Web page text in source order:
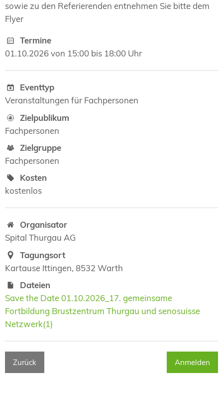
sowie zu den Referierenden entnehmen Sie bitte dem
Flyer
Termine
01.10.2026 von 15:00 bis 18:00 Uhr
Eventtyp
Veranstaltungen für Fachpersonen
Zielpublikum
Fachpersonen
Zielgruppe
Fachpersonen
Kosten
kostenlos
Organisator
Spital Thurgau AG
Tagungsort
Kartause Ittingen, 8532 Warth
Dateien
Save the Date 01.10.2026_17. gemeinsame
Fortbildung Brustzentrum Thurgau und senosuisse
Netzwerk(1)
Zurück Anmelden